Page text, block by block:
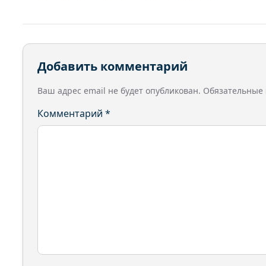
Добавить комментарий
Ваш адрес email не будет опубликован.
Комментарий *